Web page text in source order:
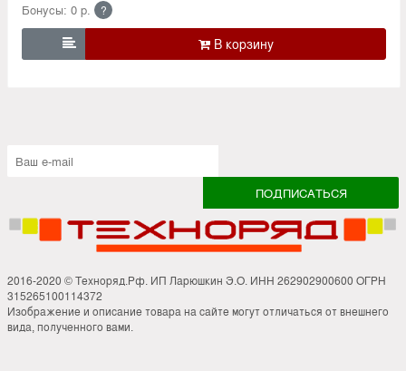
Бонусы: 0 р. ?

2016-2020 © Техноряд.Рф. ИП Ларюшкин Э.О. ИНН 262902900600 ОГРН
315265100114372
Изображение и описание товара на сайте могут отличаться от внешнего
вида, полученного вами.